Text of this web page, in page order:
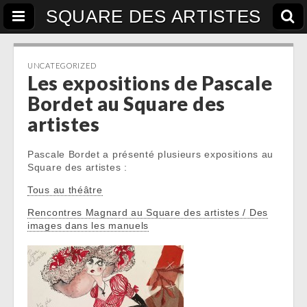
SQUARE DES ARTISTES
UNCATEGORIZED
Les expositions de Pascale
Bordet au Square des
artistes
Pascale Bordet a présenté plusieurs expositions au
Square des artistes :
Tous au théâtre
Rencontres Magnard au Square des artistes / Des
images dans les manuels